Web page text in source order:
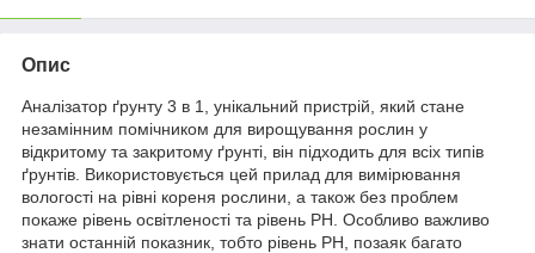
Опис
Аналізатор ґрунту 3 в 1, унікальний пристрій, який стане
незамінним помічником для вирощування рослин у
відкритому та закритому ґрунті, він підходить для всіх типів
ґрунтів. Використовується цей прилад для вимірювання
вологості на рівні кореня рослини, а також без проблем
покаже рівень освітленості та рівень PH. Особливо важливо
знати останній показник, тобто рівень PH, позаяк багато